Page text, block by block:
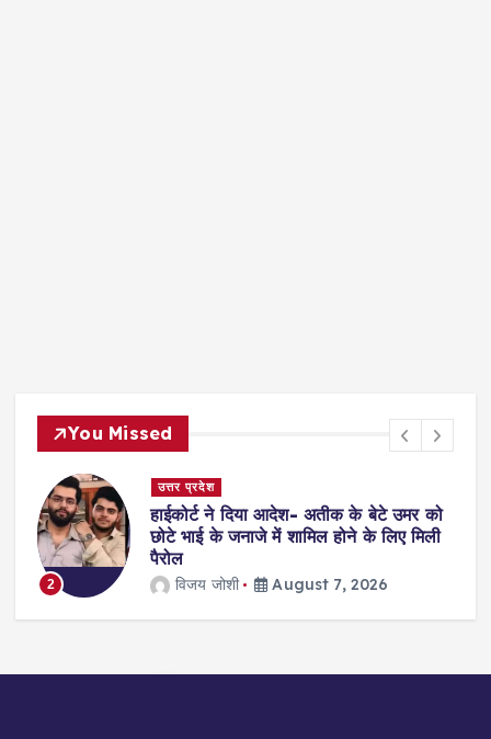
You Missed
दिल्ली
सुप्रीमकोर्ट: 4 साल की दुष्कर्म पीड़िता का
इलाज करने से किया था इनकार, अब अस्पताल
भरेंगे 12 लाख जुर्माना
jagmohan kholiya